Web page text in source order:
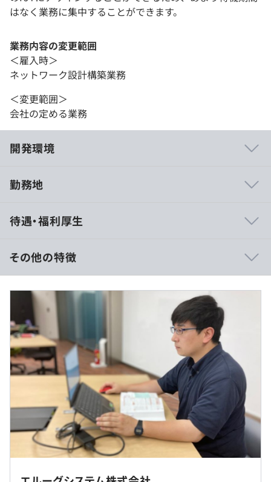
はなく業務に集中することができます。
業務内容の変更範囲
＜雇入時＞
ネットワーク設計構築業務
＜変更範囲＞
会社の定める業務
開発環境
当社は現状業務一括請負業態をとっておりますが、工事部
りをさせていただくことから、上流工程メインのプロジェ
クトに早い段階からアサインされることがあります。
保守運用系はほとんどございません。
保守運用から上流工程にチャレンジしたい方、CCNA取得
で経験が浅いけど上流工程に携わりたい方、大歓迎です。
■毎月の部会
毎月1回、ITソリューション本部全員が本社に集まり、業
務報告や会社全体での通達事項などを連絡する部会が開か
れております。
他の人のプロジェクトをいろいろ知ることができること、
また、先輩後輩同期達に会える機会ということもあり、部
会終了後には近況を話せる時間もあります。
勤務地
社内、もしくはお客様先での勤務となります。
待遇・福利厚生
■賃金形態：月給制
■月給：245,000円～320,000円
（内訳）
・基本給：230,000円～250,000円
・資格手当：（CCNA）5,000円、（CCNP）10,000円、
（CCIE）20,000円
・能力手当10,000円～50,000円
※固定残業代（みなし残業代）制ではありません。残業代
は別途全額支給します。
《年収モデル》
年収400万円（30代、CCNA保有未経験）
その他の特徴